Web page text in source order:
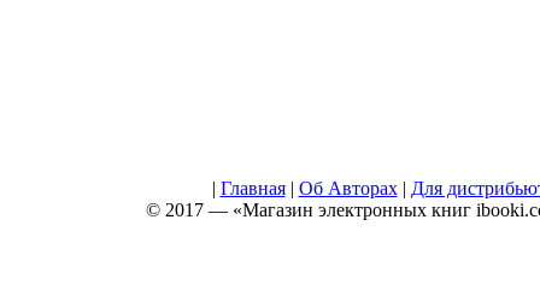
| Главная| Об Авторах| Для
© 2017 — «Магазин электронных книг